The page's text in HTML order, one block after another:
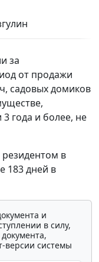
за
от продажи
садовых домиков
года и более, не
в
183 дней в
и
в силу,
версии системы